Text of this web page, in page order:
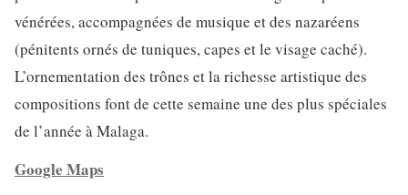
vénérées, accompagnées de musique et des nazaréens
(pénitents ornés de tuniques, capes et le visage caché).
L’ornementation des trônes et la richesse artistique des
compositions font de cette semaine une des plus spéciales
de l’année à Malaga.
Google Maps